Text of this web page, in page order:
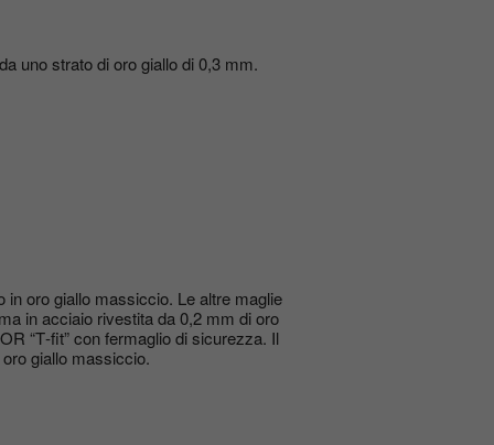
uno strato di oro giallo di 0,3 mm.
in oro giallo massiccio. Le altre maglie
in acciaio rivestita da 0,2 mm di oro
“T‑fit” con fermaglio di sicurezza. Il
giallo massiccio.